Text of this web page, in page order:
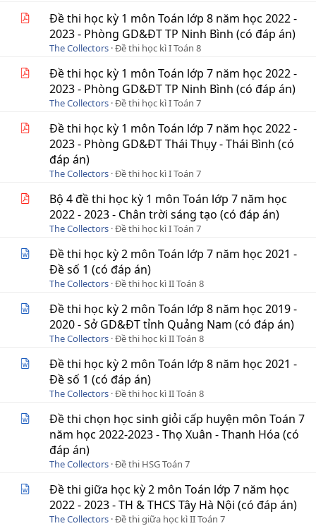
Đề thi học kỳ 1 môn Toán lớp 8 năm học 2022 -
2023 - Phòng GD&ĐT TP Ninh Bình (có đáp án)
The Collectors Đề thi học kì I Toán 8
Đề thi học kỳ 1 môn Toán lớp 7 năm học 2022 -
2023 - Phòng GD&ĐT TP Ninh Bình (có đáp án)
The Collectors Đề thi học kì I Toán 7
Đề thi học kỳ 1 môn Toán lớp 7 năm học 2022 -
2023 - Phòng GD&ĐT Thái Thụy - Thái Bình (có
đáp án)
The Collectors Đề thi học kì I Toán 7
Bộ 4 đề thi học kỳ 1 môn Toán lớp 7 năm học
2022 - 2023 - Chân trời sáng tạo (có đáp án)
The Collectors Đề thi học kì I Toán 7
Đề thi học kỳ 2 môn Toán lớp 7 năm học 2021 -
Đề số 1 (có đáp án)
The Collectors Đề thi học kì II Toán 8
Đề thi học kỳ 2 môn Toán lớp 8 năm học 2019 -
2020 - Sở GD&ĐT tỉnh Quảng Nam (có đáp án)
The Collectors Đề thi học kì II Toán 8
Đề thi học kỳ 2 môn Toán lớp 8 năm học 2021 -
Đề số 1 (có đáp án)
The Collectors Đề thi học kì II Toán 8
Đề thi chọn học sinh giỏi cấp huyện môn Toán 7
năm học 2022-2023 - Thọ Xuân - Thanh Hóa (có
đáp án)
The Collectors Đề thi HSG Toán 7
Đề thi giữa học kỳ 2 môn Toán lớp 7 năm học
2022 - 2023 - TH & THCS Tây Hà Nội (có đáp án)
The Collectors Đề thi giữa học kì II Toán 7